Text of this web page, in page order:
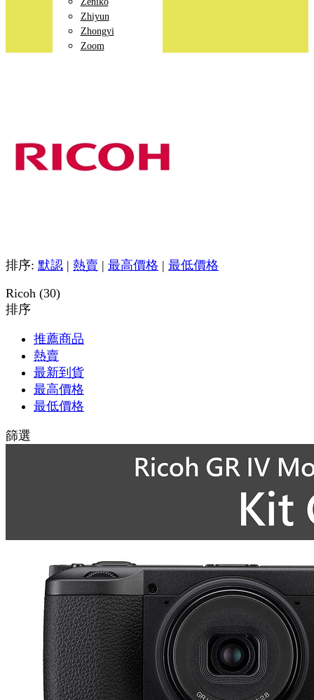
Zhiyun
Zhongyi
Zoom
排序: 默認 | 熱賣 | 最高價格 | 最低價格
Ricoh (30)
排序
推薦商品
熱賣
最新到貨
最高價格
最低價格
篩選